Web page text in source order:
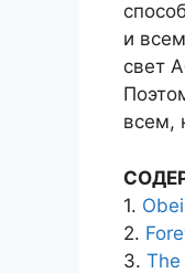
и
свет
всем,
1.
2.
3.